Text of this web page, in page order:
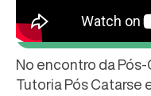
No encontro da
Tutoria Pós Catarse